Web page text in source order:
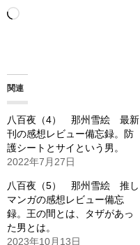
読
み
中…
関連
八百夜（4） 那州雪絵 最新
刊の感想レビュー備忘録。防
護シートとサイという男。
2022年7月27日
八百夜（5） 那州雪絵 推し
マンガの感想レビュー備忘
録。王の間とは、タザがあっ
た男とは。
2023年10月13日